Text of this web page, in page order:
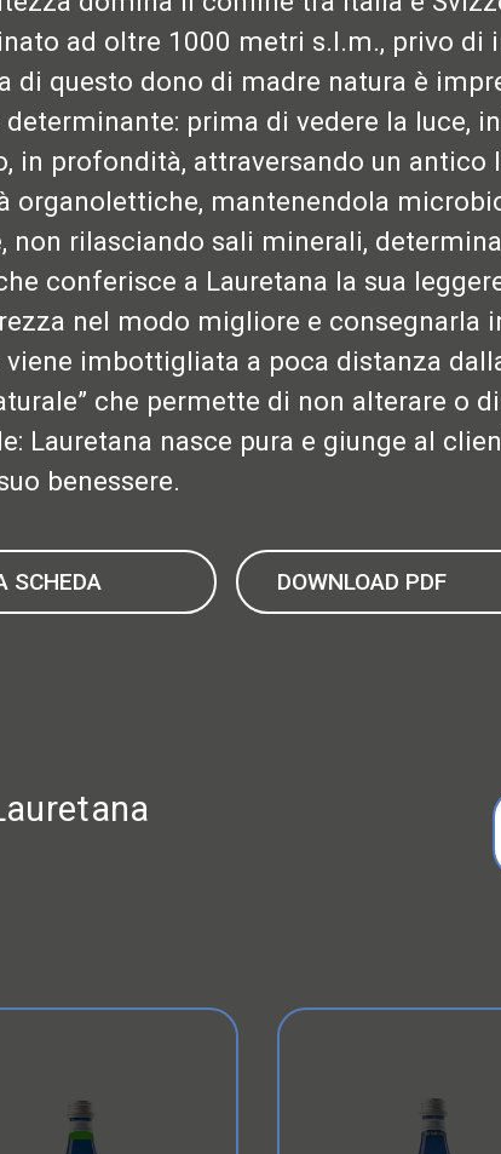
ad oltre 1000 metri s.l.m., privo di
di questo dono di madre natura è
prima di vedere la luce,
in profondità, attraversando un
organolettiche, mantenendola
non rilasciando sali minerali,
conferisce a Lauretana la sua
nel modo migliore e consegnarla
viene imbottigliata a poca distanza
che permette di non alterare o
Lauretana nasce pura e giunge al
benessere.
SCHEDA DOWNLOAD PDF